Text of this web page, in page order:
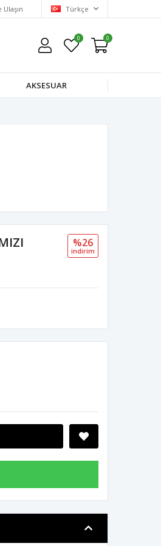
Ulaşın Türkçe
0 0
AKSESUAR
%26
i̇ndi̇ri̇m